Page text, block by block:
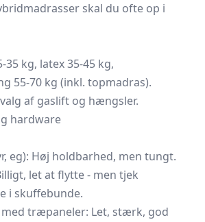
skal du ofte op i
35 kg, latex 35-45 kg,
55-70 kg (inkl. topmadras).
af gaslift og hængsler.
hardware
eg): Høj holdbarhed, men tungt.
let at flytte - men tjek
i skuffebunde.
træpaneler: Let, stærk, god